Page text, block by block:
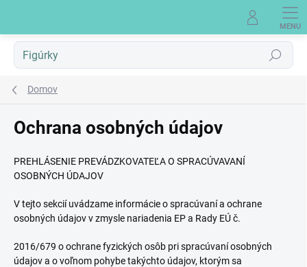
Hľadať
Domov
Ochrana osobných údajov
PREHLÁSENIE PREVÁDZKOVATEĽA O SPRACÚVAVANÍ
OSOBNÝCH ÚDAJOV
V tejto sekcií uvádzame informácie o spracúvaní a ochrane
osobných údajov v zmysle nariadenia EP a Rady EÚ č.
2016/679 o ochrane fyzických osôb pri spracúvaní osobných
údajov a o voľnom pohybe takýchto údajov, ktorým sa